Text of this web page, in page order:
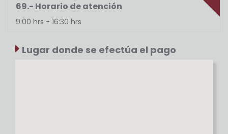
69.- Horario de atención
9:00 hrs - 16:30 hrs
Lugar donde se efectúa el pago